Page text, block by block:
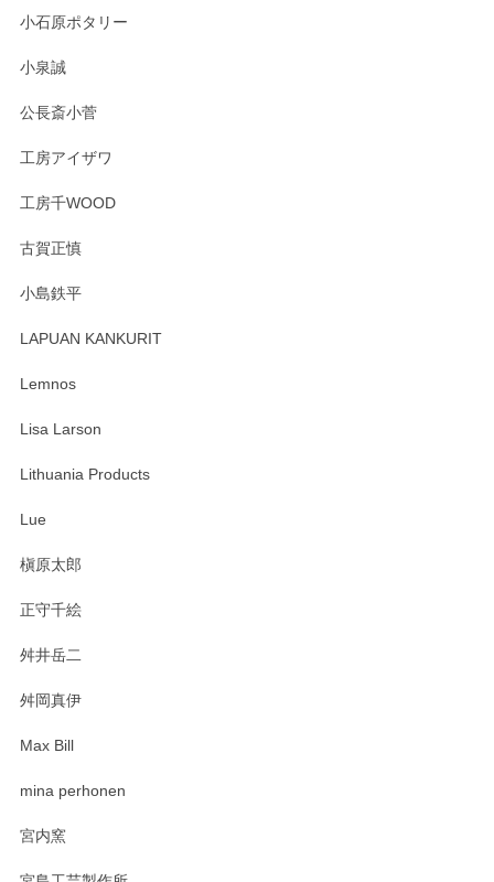
す。 素敵な湯呑みでとても気に入りました。 発送も早く、
たm(_)m
います。無事に届いたようで安心いたしまし
小石原ポタリー
小泉誠
公長斎小菅
工房アイザワ
工房千WOOD
古賀正慎
小島鉄平
LAPUAN KANKURIT
Lemnos
Lisa Larson
Lithuania Products
Lue
槇原太郎
正守千絵
舛井岳二
舛岡真伊
Max Bill
mina perhonen
宮内窯